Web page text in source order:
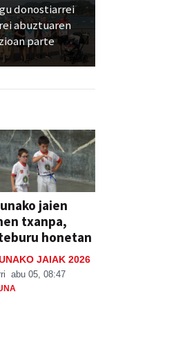
donostiarrei
abuztuaren
parte
jaien
txanpa,
honetan
JAIAK 2026
abu 05, 08:47